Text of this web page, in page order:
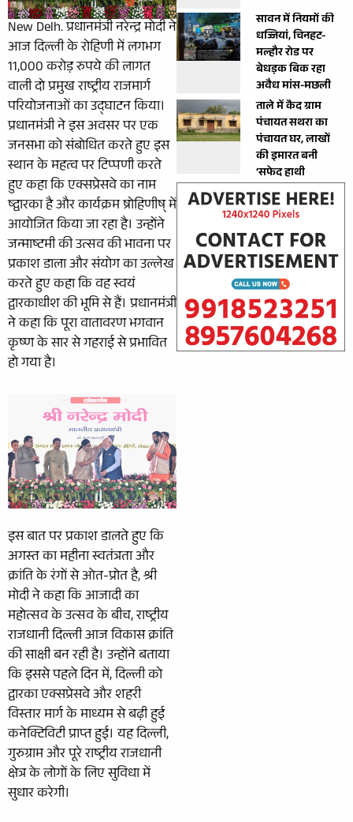
New Delh. प्रधानमंत्री नरेन्द्र मोदी ने
आज दिल्ली के रोहिणी में लगभग
11,000 करोड़ रुपये की लागत
वाली दो प्रमुख राष्ट्रीय राजमार्ग
परियोजनाओं का उद्घाटन किया।
प्रधानमंत्री ने इस अवसर पर एक
जनसभा को संबोधित करते हुए इस
स्थान के महत्व पर टिप्पणी करते
हुए कहा कि एक्सप्रेसवे का नाम
ष्द्वारका है और कार्यक्रम ष्रोहिणीष् में
आयोजित किया जा रहा है। उन्होंने
जन्माष्टमी की उत्सव की भावना पर
प्रकाश डाला और संयोग का उल्लेख
करते हुए कहा कि वह स्वयं
द्वारकाधीश की भूमि से हैं। प्रधानमंत्री
ने कहा कि पूरा वातावरण भगवान
कृष्ण के सार से गहराई से प्रभावित
हो गया है।
इस बात पर प्रकाश डालते हुए कि
अगस्त का महीना स्वतंत्रता और
क्रांति के रंगों से ओत-प्रोत है, श्री
मोदी ने कहा कि आजादी का
महोत्सव के उत्सव के बीच, राष्ट्रीय
राजधानी दिल्ली आज विकास क्रांति
की साक्षी बन रही है। उन्होंने बताया
कि इससे पहले दिन में, दिल्ली को
द्वारका एक्सप्रेसवे और शहरी
विस्तार मार्ग के माध्यम से बढ़ी हुई
कनेक्टिविटी प्राप्त हुई। यह दिल्ली,
गुरुग्राम और पूरे राष्ट्रीय राजधानी
क्षेत्र के लोगों के लिए सुविधा में
सुधार करेगी।
सावन में नियमों की
धज्जियां, चिनहट-
मल्हौर रोड पर
बेधड़क बिक रहा
अवैध मांस-मछली
ताले में कैद ग्राम
पंचायत सथरा का
पंचायत घर, लाखों
की इमारत बनी
‘सफेद हाथी